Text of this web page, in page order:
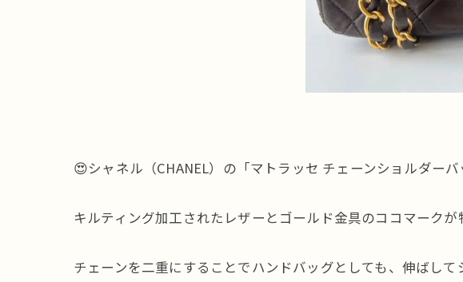
😍シャネル（CHANEL）の「マトラッセ チェーンショルダー
キルティング加工されたレザーとゴールド金具のココマーク
チェーンを二重にすることでハンドバッグとしても、伸ばし